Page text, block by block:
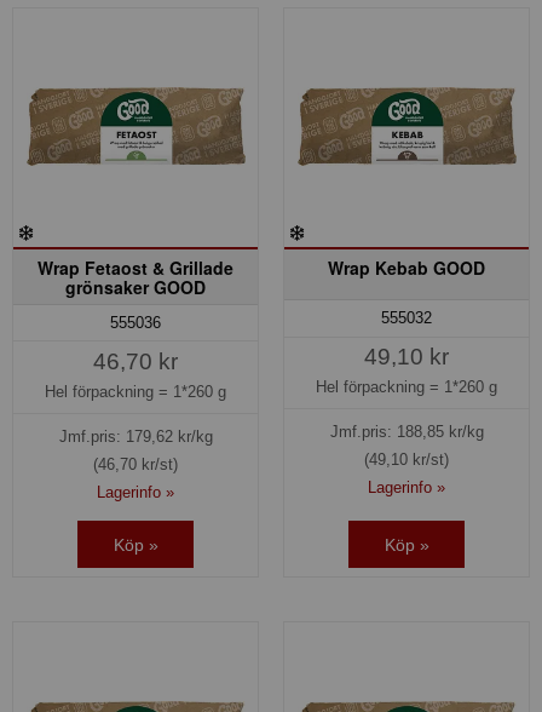
Wrap Fetaost & Grillade
grönsaker GOOD
555036
46,70 kr
Hel förpackning = 1*260 g
Jmf.pris: 179,62kr/kg
(46,70 kr/st)
Lagerinfo »
Köp »
Wrap Kebab GOOD
555032
49,10 kr
Hel förpackning = 1*260 g
Jmf.pris: 188,85kr/kg
(49,10 kr/st)
Lagerinfo »
Köp »